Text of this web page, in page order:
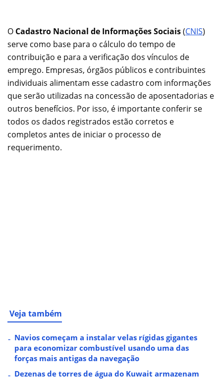
O Cadastro Nacional de Informações Sociais(CNIS)
serve como base para o cálculo do tempo de
contribuição e para a verificação dos vínculos de
emprego. Empresas, órgãos públicos e contribuintes
individuais alimentam esse cadastro com informações
que serão utilizadas na concessão de aposentadorias e
outros benefícios. Por isso, é importante conferir se
todos os dados registrados estão corretos e
completos antes de iniciar o processo de
requerimento.
Veja também
Navios começam a instalar velas rígidas gigantes
para economizar combustível usando uma das
forças mais antigas da navegação
Dezenas de torres de água do Kuwait armazenam